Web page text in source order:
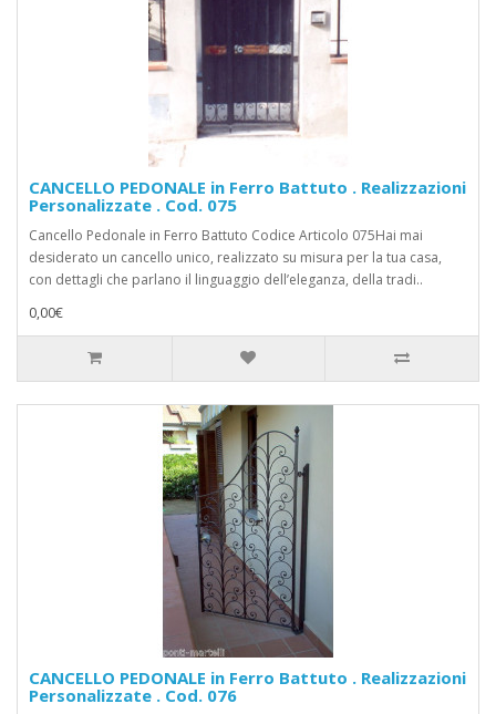
CANCELLO PEDONALE in Ferro Battuto . Realizzazioni
Personalizzate . Cod. 075
Cancello Pedonale in Ferro Battuto Codice Articolo 075Hai mai
desiderato un cancello unico, realizzato su misura per la tua casa,
con dettagli che parlano il linguaggio dell’eleganza, della tradi..
0,00€
CANCELLO PEDONALE in Ferro Battuto . Realizzazioni
Personalizzate . Cod. 076